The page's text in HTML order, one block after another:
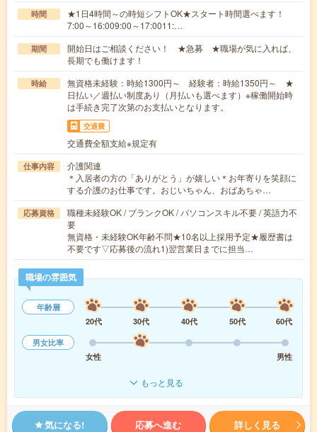
時間
★1日4時間～の時短シフトOK★スタート時間選べます！
7:00～16:009:00～17:0011:…
期間
開始日はご相談ください！ ★急募 ★職場が気に入れば、
長期でも働けます！
時給
無資格未経験：時給1300円～ 経験者：時給1350円～ ★
日払い／週払い制度あり（月払いも選べます）※稼働開始時
は手続き完了次第のお支払いとなります。
交通費
交通費全額支給※規定有
仕事内容
介護関連
＊入居者の方の「ありがとう」が嬉しい＊お年寄りを笑顔に
する介護のお仕事です。おじいちゃん、おばあちゃ…
応募資格
職種未経験OK / ブランクOK / パソコンスキル不要 / 英語力不
要
無資格・未経験OK年齢不問★10名以上採用予定★履歴書は
不要です▽応募後の流れ1)翌営業日までに担当…
職場の雰囲気
年齢層
20代
30代 40代 50代
60代
男女比率
女性
男性
もっと見る
気になる! 応募へ進む 詳しく見る